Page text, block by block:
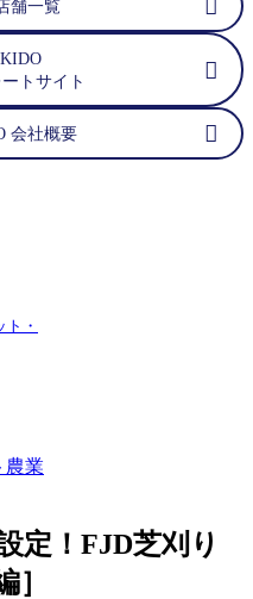
舗一覧
トサイト
会社概要
ト・
農業
定！FJD芝刈り
］